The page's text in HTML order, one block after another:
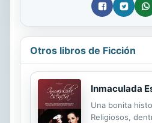
Otros libros de Ficción
Inmaculada
Una bonita
Religiosos,